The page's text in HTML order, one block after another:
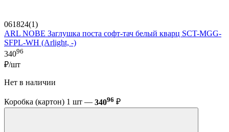
061824(1)
ARL NOBE Заглушка поста софт-тач белый кварц SCT-MGG-
SFPL-WH (Arlight, -)
34096
₽/шт
Нет в наличии
Коробка (картон) 1 шт — 34096 ₽